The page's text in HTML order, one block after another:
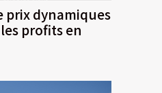
prix dynamiques
profits en